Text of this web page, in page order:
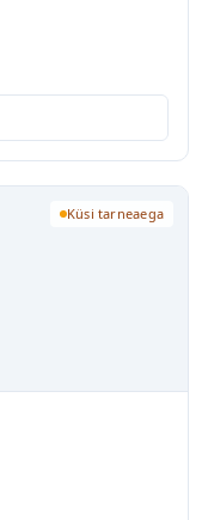
Küsi tarneaega